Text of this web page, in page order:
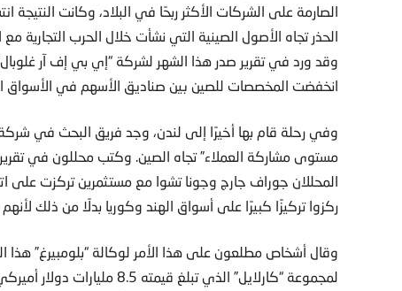
الصارمة على الشركات الأكثر ربحًا في البلاد، وكانت النتيجة
الحذر تجاه الأصول الصينية التي نشأت خلال الحرب التجارية
انخفضت المخصصات للصين بين صناديق الأسهم في الأسواق
مستوى مشاركة العملاء” تجاه الصين. وكتب محللون في
المحللان جوراف جارج وجونا تشوا مع مستثمرين تركزت على
ركزوا تركيزًا كبيرًا على أسواق الهند وكوريا بدلًا من ذلك
لمجموعة “كارلايل” الذي